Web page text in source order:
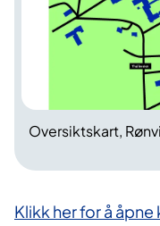
Oversiktskart,
Klikk her for å